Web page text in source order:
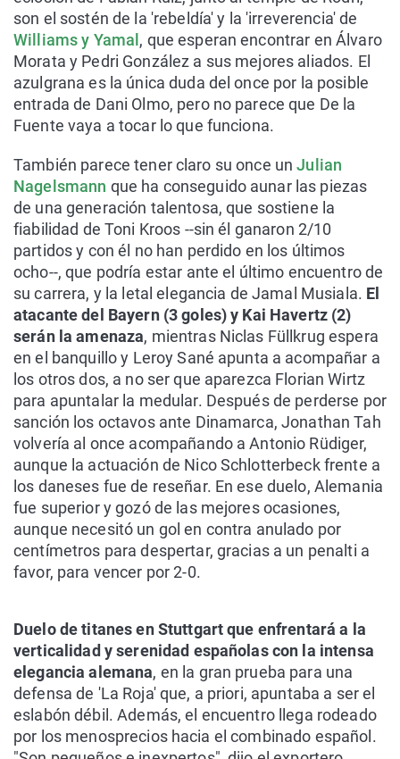
son el sostén de la 'rebeldía' y la 'irreverencia' de
Williams y Yamal , que esperan encontrar en Álvaro
Morata y Pedri González a sus mejores aliados. El
azulgrana es la única duda del once por la posible
entrada de Dani Olmo, pero no parece que De la
Fuente vaya a tocar lo que funciona.
También parece tener claro su once unJulian
Nagelsmann que ha conseguido aunar las piezas
de una generación talentosa, que sostiene la
fiabilidad de Toni Kroos --sin él ganaron 2/10
partidos y con él no han perdido en los últimos
ocho--, que podría estar ante el último encuentro de
su carrera, y la letal elegancia de Jamal Musiala. El
atacante del Bayern (3 goles) y Kai Havertz (2)
serán la amenaza, mientras Niclas Füllkrug espera
en el banquillo y Leroy Sané apunta a acompañar a
los otros dos, a no ser que aparezca Florian Wirtz
para apuntalar la medular. Después de perderse por
sanción los octavos ante Dinamarca, Jonathan Tah
volvería al once acompañando a Antonio Rüdiger,
aunque la actuación de Nico Schlotterbeck frente a
los daneses fue de reseñar. En ese duelo, Alemania
fue superior y gozó de las mejores ocasiones,
aunque necesitó un gol en contra anulado por
centímetros para despertar, gracias a un penalti a
favor, para vencer por 2-0.
Duelo de titanes en Stuttgart que enfrentará a la
verticalidad y serenidad españolas con la intensa
elegancia alemana, en la gran prueba para una
defensa de 'La Roja' que, a priori, apuntaba a ser el
eslabón débil. Además, el encuentro llega rodeado
por los menosprecios hacia el combinado español.